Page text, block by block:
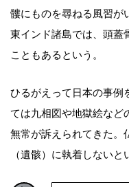
髏にものを尋ねる風習が
東インド諸島では、頭蓋
こともあるという。
ひるがえって日本の事例
ては九相図や地獄絵など
無常が訴えられてきた。
（遺骸）に執着しないと